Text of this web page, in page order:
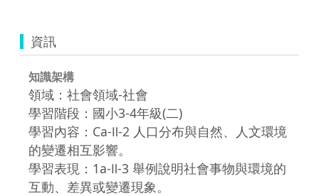
資訊
知識架構
領域：社會領域-社會
學習階段：國小3-4年級(二)
學習內容：Ca-Ⅱ-2 人口分布與自然、人文環境
的變遷相互影響。
學習表現：1a-Ⅱ-3 舉例說明社會事物與環境的
互動、差異或變遷現象。